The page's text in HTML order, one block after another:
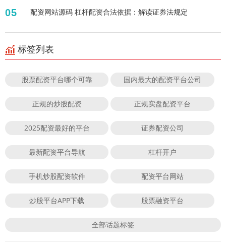
05 配资网站源码 杠杆配资合法依据：解读证券法规定
标签列表
股票配资平台哪个可靠 国内最大的配资平台公司
正规的炒股配资 正规实盘配资平台
2025配资最好的平台 证券配资公司
最新配资平台导航 杠杆开户
手机炒股配资软件 配资平台网站
炒股平台APP下载 股票融资平台
全部话题标签